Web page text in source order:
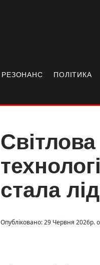
РЕЗОНАНС ПОЛІТИКА
Світлова
стала
Опубліковано: 29 Червня 2026р.